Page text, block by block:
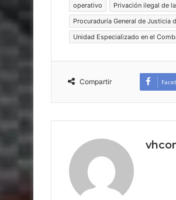
operativo
Privación ilegal de
Procuraduría General de Justicia
Unidad Especializado en el
Compartir